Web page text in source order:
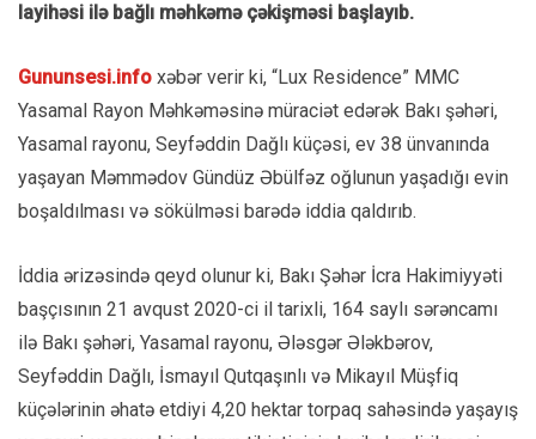
layihəsi ilə bağlı məhkəmə çəkişməsi başlayıb.
Gununsesi.info xəbər verir ki, “Lux Residence” MMC
Yasamal Rayon Məhkəməsinə müraciət edərək Bakı şəhəri,
Yasamal rayonu, Seyfəddin Dağlı küçəsi, ev 38 ünvanında
yaşayan Məmmədov Gündüz Əbülfəz oğlunun yaşadığı evin
boşaldılması və sökülməsi barədə iddia qaldırıb.
İddia ərizəsində qeyd olunur ki, Bakı Şəhər İcra Hakimiyyəti
başçısının 21 avqust 2020-ci il tarixli, 164 saylı sərəncamı
ilə Bakı şəhəri, Yasamal rayonu, Ələsgər Ələkbərov,
Seyfəddin Dağlı, İsmayıl Qutqaşınlı və Mikayıl Müşfiq
küçələrinin əhatə etdiyi 4,20 hektar torpaq sahəsində yaşayış